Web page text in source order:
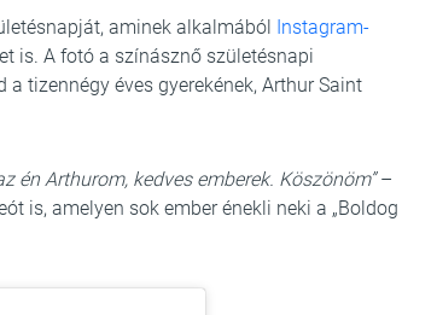
aminek alkalmából Instagram-
is. A fotó a színásznő születésnapi
tizennégy éves gyerekének, Arthur Saint
én Arthurom, kedves emberek. Köszönöm”–
is, amelyen sok ember énekli neki a „Boldog